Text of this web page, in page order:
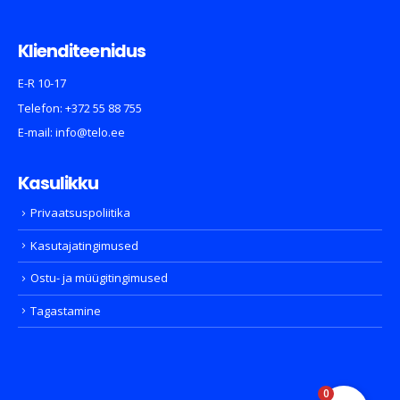
Klienditeenidus
E-R 10-17
Telefon: +372 55 88 755
E-mail: info@telo.ee
Kasulikku
Privaatsuspoliitika
Kasutajatingimused
Ostu- ja müügitingimused
Tagastamine
0